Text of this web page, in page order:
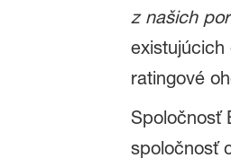
z našich
ratingové
Spoločnosť
spoločnosť